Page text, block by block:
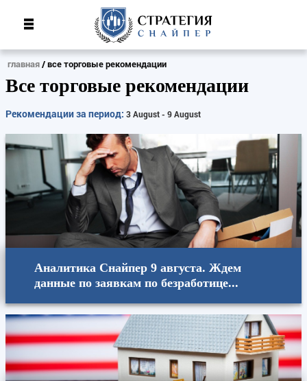
главная все торговые рекомендации
Все торговые рекомендации
Рекомендации за период: 3 August - 9 August
Аналитика Снайпер 9 августа. Ждем
данные по заявкам по безработице...